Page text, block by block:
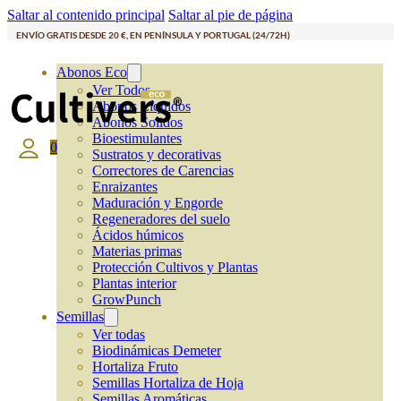
Saltar al contenido principal Saltar al pie de página
ENVÍO GRATIS DESDE 20 €, EN PENÍNSULA Y PORTUGAL (24/72H)
Abonos Eco
Ver Todos
Abonos Líquidos
Abonos Solidos
Bioestimulantes
Sustratos y decorativas
Correctores de Carencias
Enraizantes
Maduración y Engorde
Regeneradores del suelo
Ácidos húmicos
Materias primas
Protección Cultivos y Plantas
Plantas interior
GrowPunch
Semillas
Ver todas
Biodinámicas Demeter
Hortaliza Fruto
Semillas Hortaliza de Hoja
0